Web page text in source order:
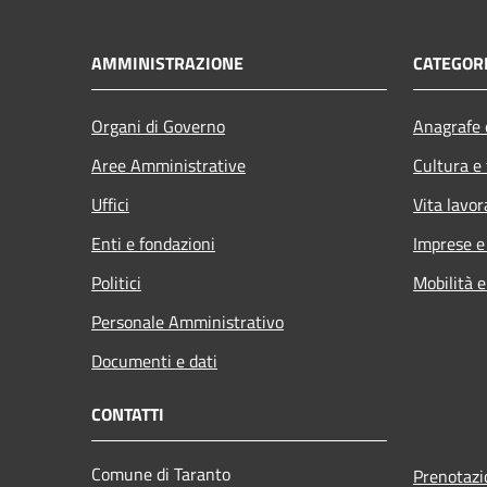
AMMINISTRAZIONE
Organi di Governo
Aree Amministrative
Uffici
Enti e fondazioni
Politici
Personale Amministrativo
Documenti e dati
Cultura
Vita
Imprese
Mobilità
CONTATTI
Comune di Taranto